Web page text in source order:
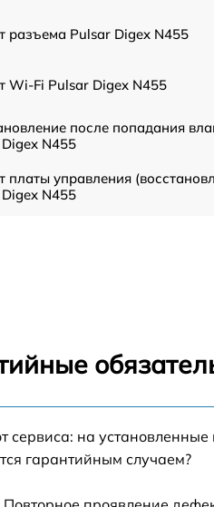
разъема Pulsar Digex N455
Wi-Fi Pulsar Digex N455
после попадания
N455
платы управления
N455
процессора Pulsar Digex N455
сервиса: на
гарантийным случаем?